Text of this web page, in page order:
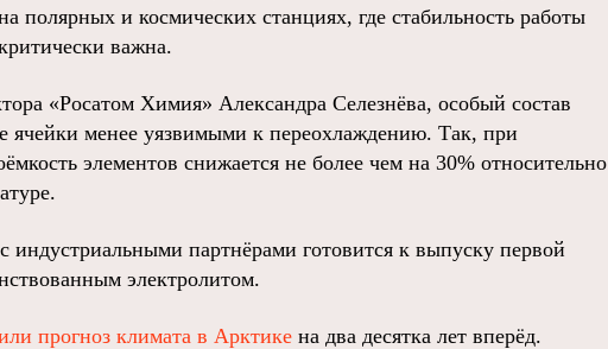
полярных и космических станциях, где стабильность работы
важна.
«Росатом Химия» Александра Селезнёва, особый состав
ячейки менее уязвимыми к переохлаждению. Так, при
элементов снижается не более чем на 30% относительно
индустриальными партнёрами готовится к выпуску первой
электролитом.
прогноз климата в Арктике на два десятка лет вперёд.